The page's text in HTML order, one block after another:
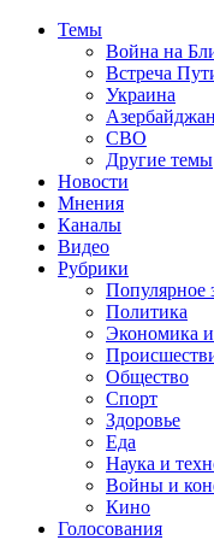
Темы
Война на
Встреча
Украина
Азербайджан
СВО
Другие темы
Новости
Мнения
Каналы
Видео
Рубрики
Популярное
Политика
Экономика
Общество
Спорт
Здоровье
Еда
Наука и
Войны и
Кино
Голосования